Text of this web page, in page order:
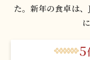
た。 新年の食卓は
5